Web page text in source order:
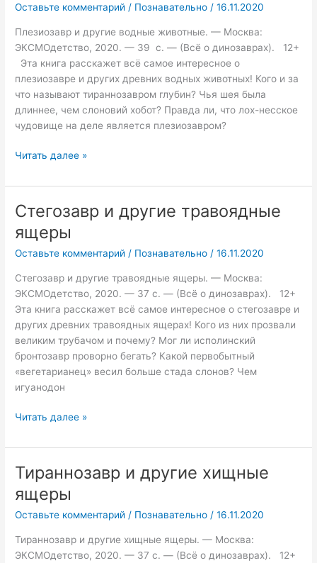
Оставьте комментарий / Познавательно /16.11.2020
Плезиозавр и другие водные животные. — Москва:
ЭКСМОдетство, 2020. — 39 с. — (Всё о динозаврах). 12+
Эта книга расскажет всё самое интересное о
плезиозавре и других древних водных животных! Кого и за
что называют тираннозавром глубин? Чья шея была
длиннее, чем слоновий хобот? Правда ли, что лох-несское
чудовище на деле является плезиозавром?
водные
Читать далее »
Стегозавр и другие травоядные
ящеры
Оставьте комментарий / Познавательно /16.11.2020
Стегозавр и другие травоядные ящеры. — Москва:
ЭКСМОдетство, 2020. — 37 с. — (Всё о динозаврах). 12+
Эта книга расскажет всё самое интересное о стегозавре и
других древних травоядных ящерах! Кого из них прозвали
великим трубачом и почему? Мог ли исполинский
бронтозавр проворно бегать? Какой первобытный
«вегетарианец» весил больше стада слонов? Чем
игуанодон
Стегозавр
другие
травоядные
Читать далее »
Тираннозавр и другие хищные
ящеры
Оставьте комментарий / Познавательно /16.11.2020
Тираннозавр и другие хищные ящеры. — Москва:
ЭКСМОдетство, 2020. — 37 с. — (Всё о динозаврах). 12+
Тираннозавр
другие
хищные